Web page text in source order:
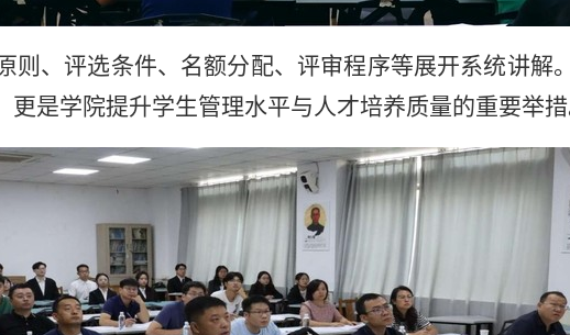
则、评选条件、名额分配、评审程序等展开系统讲解
是学院提升学生管理水平与人才培养质量的重要举措